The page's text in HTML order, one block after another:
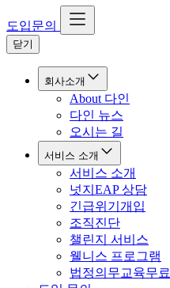
도입문의
닫기
회사소개
About 다인
다인 뉴스
오시는 길
서비스 소개
서비스 소개
넛지EAP 상담
긴급위기개입
조직진단
챌린지 서비스
웰니스 프로그램
법정의무교육무료